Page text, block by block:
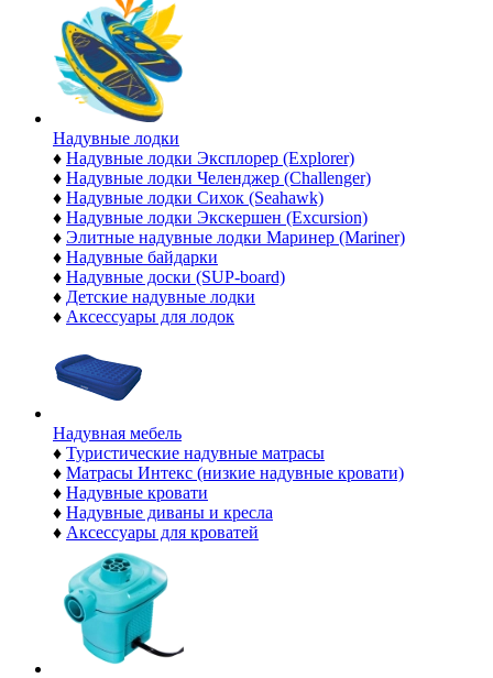
Надувные лодки
♦ Надувные лодки Эксплорер (Explorer)
♦ Надувные лодки Челенджер (Challenger)
♦ Надувные лодки Сихок (Seahawk)
♦ Надувные лодки Экскершен (Excursion)
♦ Элитные надувные лодки Маринер (Mariner)
♦ Надувные байдарки
♦ Надувные доски (SUP-board)
♦ Детские надувные лодки
♦ Аксессуары для лодок
Надувная мебель
♦ Туристические надувные матрасы
♦ Матрасы Интекс (низкие надувные кровати)
♦ Надувные кровати
♦ Надувные диваны и кресла
♦ Аксессуары для кроватей